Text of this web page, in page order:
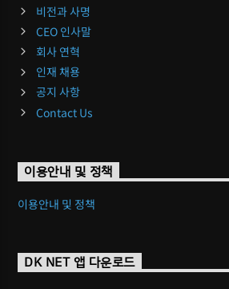
비전과 사명
CEO 인사말
회사 연혁
인재 채용
공지 사항
Contact Us
이용안내 및 정책
이용안내 및 정책
DK NET 앱 다운로드